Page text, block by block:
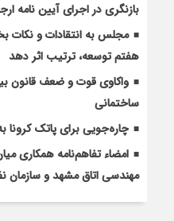
بازنگری در اجرای آیین نامه
مجلس به انتقادات و نکات
هفتم توسعه، ترتیب اثر دهد
واکاوی قوت و ضعف قانون
ساختمانی
چاره‌جویی برای پاتک
امضاء تفاهم‌نامه همکاری
مهندسی اتاق مشهد و سازمان